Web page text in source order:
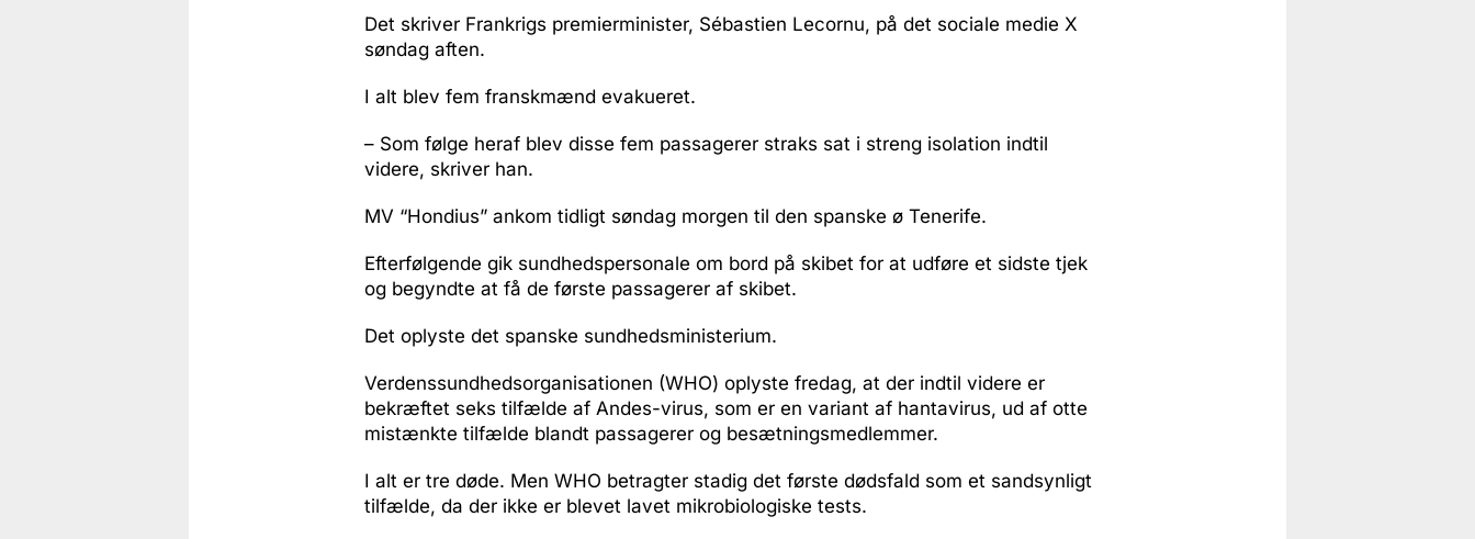
Det skriver Frankrigs premierminister, Sébastien Lecornu, på det sociale medie X
søndag aften.
I alt blev fem franskmænd evakueret.
– Som følge heraf blev disse fem passagerer straks sat i streng isolation indtil
videre, skriver han.
MV “Hondius” ankom tidligt søndag morgen til den spanske ø Tenerife.
Efterfølgende gik sundhedspersonale om bord på skibet for at udføre et sidste tjek
og begyndte at få de første passagerer af skibet.
Det oplyste det spanske sundhedsministerium.
Verdenssundhedsorganisationen (WHO) oplyste fredag, at der indtil videre er
bekræftet seks tilfælde af Andes-virus, som er en variant af hantavirus, ud af otte
mistænkte tilfælde blandt passagerer og besætningsmedlemmer.
I alt er tre døde. Men WHO betragter stadig det første dødsfald som et sandsynligt
tilfælde, da der ikke er blevet lavet mikrobiologiske tests.